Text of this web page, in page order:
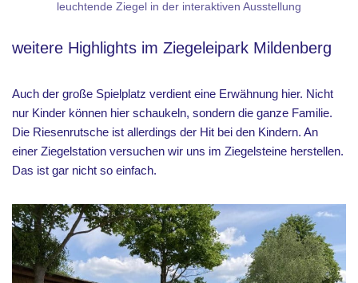
leuchtende Ziegel in der interaktiven Ausstellung
weitere Highlights im Ziegeleipark Mildenberg
Auch der große Spielplatz verdient eine Erwähnung hier. Nicht
nur Kinder können hier schaukeln, sondern die ganze Familie.
Die Riesenrutsche ist allerdings der Hit bei den Kindern. An
einer Ziegelstation versuchen wir uns im Ziegelsteine herstellen.
Das ist gar nicht so einfach.